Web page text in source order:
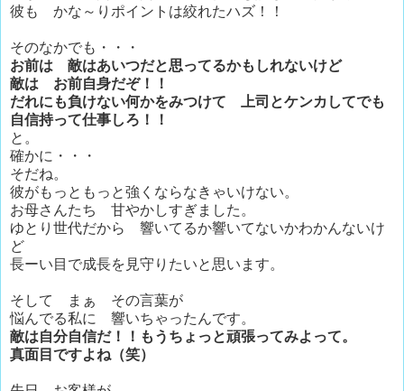
彼も かな～りポイントは絞れたハズ！！
そのなかでも・・・
お前は 敵はあいつだと思ってるかもしれないけど
敵は お前自身だぞ！！
だれにも負けない何かをみつけて 上司とケンカしてでも
自信持って仕事しろ！！
と。
確かに・・・
そだね。
彼がもっともっと強くならなきゃいけない。
お母さんたち 甘やかしすぎました。
ゆとり世代だから 響いてるか響いてないかわかんないけ
ど
長ーい目で成長を見守りたいと思います。
そして まぁ その言葉が
悩んでる私に 響いちゃったんです。
敵は自分自信だ！！もうちょっと頑張ってみよって。
真面目ですよね（笑）